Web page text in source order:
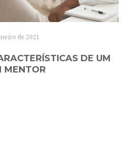
de 2021
DE UM
MENTOR